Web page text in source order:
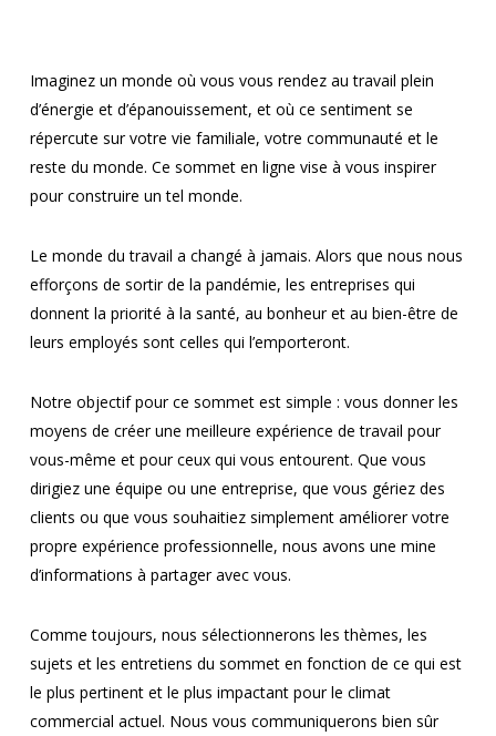
Imaginez un monde où vous vous rendez au travail plein
d’énergie et d’épanouissement, et où ce sentiment se
répercute sur votre vie familiale, votre communauté et le
reste du monde. Ce sommet en ligne vise à vous inspirer
pour construire un tel monde.
Le monde du travail a changé à jamais. Alors que nous nous
efforçons de sortir de la pandémie, les entreprises qui
donnent la priorité à la santé, au bonheur et au bien-être de
leurs employés sont celles qui l’emporteront.
Notre objectif pour ce sommet est simple : vous donner les
moyens de créer une meilleure expérience de travail pour
vous-même et pour ceux qui vous entourent. Que vous
dirigiez une équipe ou une entreprise, que vous gériez des
clients ou que vous souhaitiez simplement améliorer votre
propre expérience professionnelle, nous avons une mine
d’informations à partager avec vous.
Comme toujours, nous sélectionnerons les thèmes, les
sujets et les entretiens du sommet en fonction de ce qui est
le plus pertinent et le plus impactant pour le climat
commercial actuel. Nous vous communiquerons bien sûr